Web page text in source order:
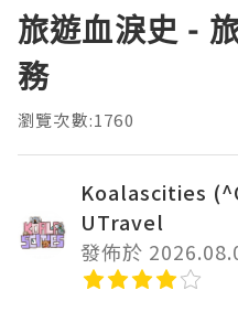
旅遊血淚史 -
務
瀏覽次數:1760
Koalascities
UTravel
發佈於